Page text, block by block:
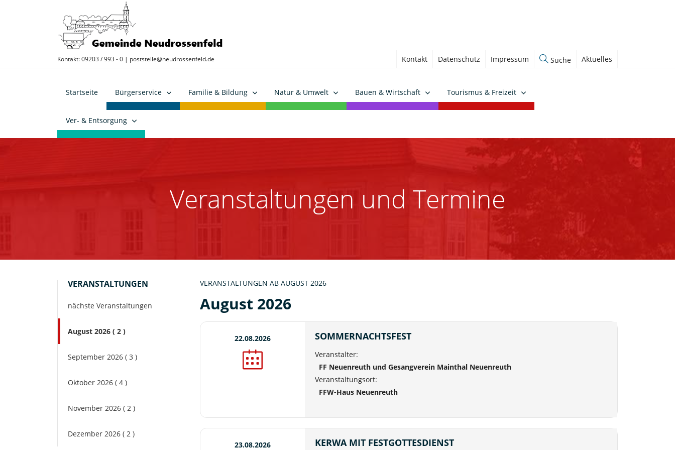
Kontakt: 09203 / 993 - 0 | poststelle@neudrossenfeld.de Kontakt Datenschutz Impressum Suche Aktuelles
Startseite Bürgerservice Familie & Bildung Natur & Umwelt Bauen & Wirtschaft Tourismus & Freizeit
Ver- & Entsorgung
Veranstaltungen und Termine
VERANSTALTUNGEN
nächste Veranstaltungen
August 2026 ( 2 )
September 2026 ( 3 )
Oktober 2026 ( 4 )
November 2026 ( 2 )
Dezember 2026 ( 2 )
VERANSTALTUNGEN AB AUGUST 2026
August 2026
22.08.2026 SOMMERNACHTSFEST
Veranstalter:
FF Neuenreuth und Gesangverein Mainthal Neuenreuth
Veranstaltungsort:
FFW-Haus Neuenreuth
23.08.2026 KERWA MIT FESTGOTTESDIENST